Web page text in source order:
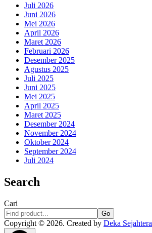
Juli 2026
Juni 2026
Mei 2026
April 2026
Maret 2026
Februari 2026
Desember 2025
Agustus 2025
Juli 2025
Juni 2025
Mei 2025
April 2025
Maret 2025
Desember 2024
November 2024
Oktober 2024
September 2024
Juli 2024
Search
Cari
Go
Copyright © 2026. Created by Deka Sejahtera